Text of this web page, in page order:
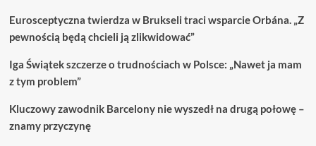
Eurosceptyczna twierdza w Brukseli traci wsparcie Orbána. „Z
pewnością będą chcieli ją zlikwidować”
Iga Świątek szczerze o trudnościach w Polsce: „Nawet ja mam
z tym problem”
Kluczowy zawodnik Barcelony nie wyszedł na drugą połowę –
znamy przyczynę